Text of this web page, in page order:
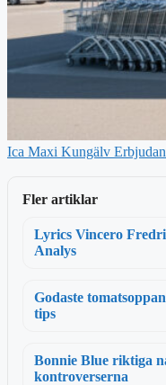
Ica Maxi Kungälv
Fler artiklar
Lyrics Vincero
Analys
Godaste
tips
Bonnie Blue riktiga
kontroverserna